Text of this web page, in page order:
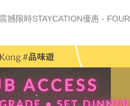
撼限時STAYCATION優惠 - FOUR